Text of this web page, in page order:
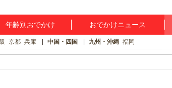
年齢別おでかけ おでかけニュース
京都 兵庫 中国・四国 九州・沖縄 福岡